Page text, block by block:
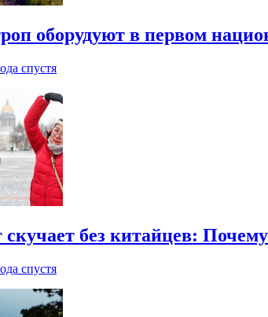
оборудуют в первом
спустя
скучает без китайцев:
спустя